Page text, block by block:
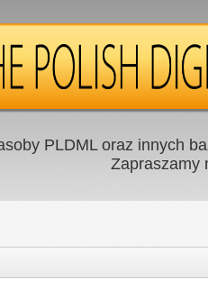
PLDML oraz innych
Zapraszamy